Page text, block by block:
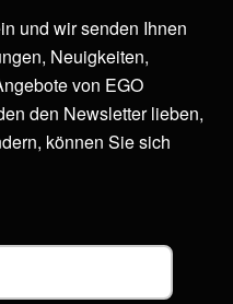
und wir senden Ihnen
Neuigkeiten,
von EGO
den Newsletter lieben,
können Sie sich